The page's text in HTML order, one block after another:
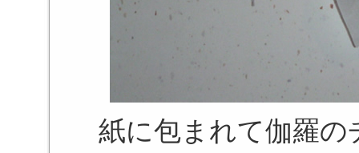
紙に包まれて伽羅